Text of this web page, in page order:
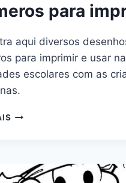
para
aqui diversos
para imprimir e usar
escolares com as
NÚMEROS